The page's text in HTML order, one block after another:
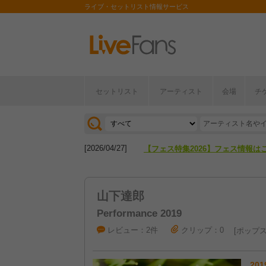
ライブ・セットリスト情報サービス
セットリスト アーティスト 会場 チ
[2026/07/28] 【ライブ動員ランキング】2026年
[2026/04/27] 【フェス特集2026】フェス情報は
山下達郎
Performance 2019
レビュー：2件 クリップ：0 ポップ